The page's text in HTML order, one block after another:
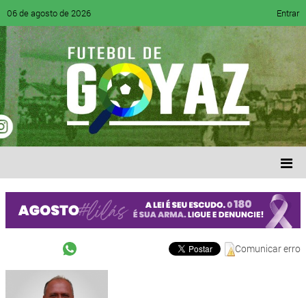
06 de agosto de 2026 Entrar
Comunicar erro